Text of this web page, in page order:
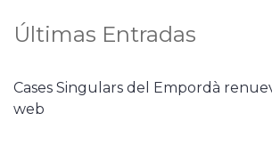
Últimas Entradas
Cases Singulars del Empordà
web